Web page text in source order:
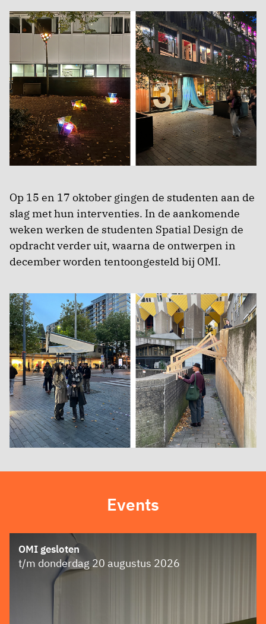
Op 15 en 17 oktober gingen de studenten aan de
slag met hun interventies. In de aankomende
weken werken de studenten Spatial Design de
opdracht verder uit, waarna de ontwerpen in
december worden tentoongesteld bij OMI.
Events
OMI gesloten
t/m donderdag 20 augustus 2026